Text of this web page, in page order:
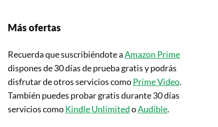
Más ofertas
Recuerda que suscribiéndote aAmazon Prime
dispones de 30 días de prueba gratis y podrás
disfrutar de otros servicios comoPrime Video.
También puedes probar gratis durante 30 días
servicios comoKindle UnlimitedoAudible.